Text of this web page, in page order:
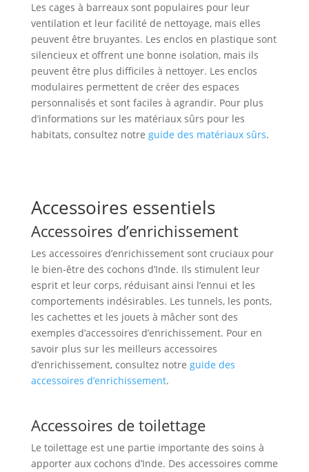
Les cages à barreaux sont populaires pour leur
ventilation et leur facilité de nettoyage, mais elles
peuvent être bruyantes. Les enclos en plastique sont
silencieux et offrent une bonne isolation, mais ils
peuvent être plus difficiles à nettoyer. Les enclos
modulaires permettent de créer des espaces
personnalisés et sont faciles à agrandir. Pour plus
d’informations sur les matériaux sûrs pour les
habitats, consultez notre guide des matériaux sûrs.
Accessoires essentiels
Accessoires d’enrichissement
Les accessoires d’enrichissement sont cruciaux pour
le bien-être des cochons d’Inde. Ils stimulent leur
esprit et leur corps, réduisant ainsi l’ennui et les
comportements indésirables. Les tunnels, les ponts,
les cachettes et les jouets à mâcher sont des
exemples d’accessoires d’enrichissement. Pour en
savoir plus sur les meilleurs accessoires
d’enrichissement, consultez notre guide des
accessoires d’enrichissement.
Accessoires de toilettage
Le toilettage est une partie importante des soins à
apporter aux cochons d’Inde. Des accessoires comme